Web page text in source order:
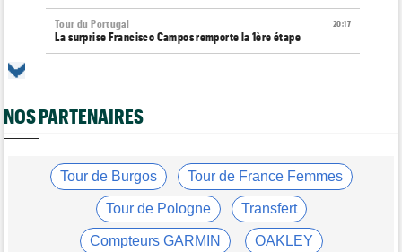
20:17
Tour du Portugal
La surprise Francisco Campos remporte la 1ère étape
Tour de France Femmes
19:13
Tour de France Femmes
Kim Le Court Pienaar : "La course a été complètement folle"
Isaac Del Toro prolonge avec UAE Team Emirates-XRG jusqu'en
NOS PARTENAIRES
Tour de Burgos Tour de France Femmes
Tour de Pologne Transfert
Compteurs GARMIN OAKLEY